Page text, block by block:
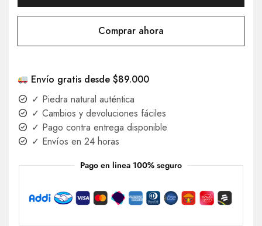
Comprar ahora
Envío gratis desde $89.000
✓ Piedra natural auténtica
✓ Cambios y devoluciones fáciles
✓ Pago contra entrega disponible
✓ Envíos en 24 horas
Pago en linea 100% seguro